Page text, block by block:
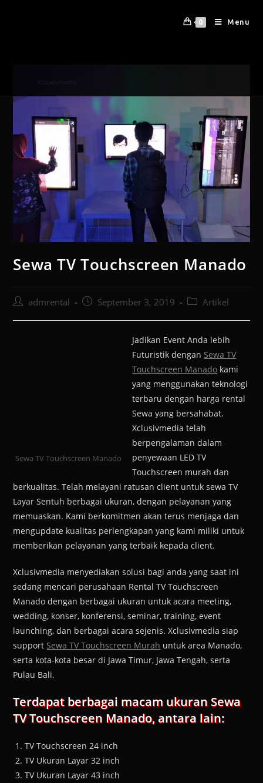
0 Menu
Sewa TV Touchscreen Manado
admrental September 3, 2019 Artikel
Sewa TV Touchscreen Manado
Jadikan Event Anda lebih
Futuristik dengan Sewa TV
Touchscreen Manado kami
yang menggunakan teknologi
terbaru dengan harga rental
Sewa yang bersahabat.
Xclusivmedia telah
berpengalaman dalam
penyewaan LED TV
Touchscreen murah dan
berkualitas. Telah melayani ratusan client untuk sewa TV
Layar Sentuh berbagai ukuran, dengan pelayanan yang
memuaskan. Kami berkomitmen akan terus menjaga dan
mengupdate kualitas perlengkapan yang kami miliki untuk
memberikan pelayanan yang terbaik kepada client.
Xclusivmedia menyediakan solusi bagi anda yang saat ini
sedang mencari perusahaan Rental TV Touchscreen
Manado dengan berbagai ukuran untuk acara meeting,
wedding, konser, konferensi, seminar, training, event
launching, dan berbagai acara sejenis. Xclusivmedia siap
support Sewa TV Touchscreen Murah untuk area Manado,
serta kota-kota besar di Jawa Timur, Jawa Tengah, serta
Pulau Bali.
Terdapat berbagai macam ukuran Sewa
TV Touchscreen Manado, antara lain:
TV Touchscreen 24 inch
TV Ukuran Layar 32 inch
TV Ukuran Layar 43 inch